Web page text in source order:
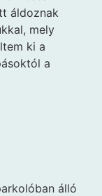
áldoznak
mely
ki a
a
álló